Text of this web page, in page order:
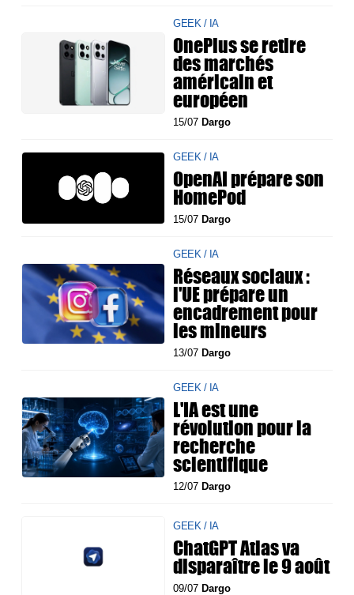
GEEK / IA
OnePlus se retire
des marchés
américain et
européen
15/07 Dargo
GEEK / IA
OpenAI prépare son
HomePod
15/07 Dargo
GEEK / IA
Réseaux sociaux :
l'UE prépare un
encadrement pour
les mineurs
13/07 Dargo
GEEK / IA
L'IA est une
révolution pour la
recherche
scientifique
12/07 Dargo
GEEK / IA
ChatGPT Atlas va
disparaître le 9 août
09/07 Dargo